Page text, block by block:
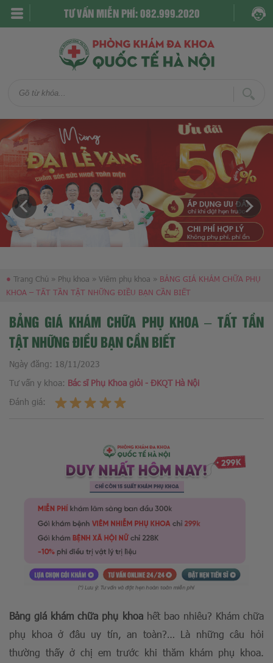
TƯ VẤN MIỄN PHÍ: 082.999.2020
● Trang Chủ » Phụ khoa » Viêm phụ khoa » BẢNG GIÁ KHÁM CHỮA PHỤ
KHOA – TẤT TẦN TẬT NHỮNG ĐIỀU BẠN CẦN BIẾT
BẢNG GIÁ KHÁM CHỮA PHỤ KHOA – TẤT TẦN
TẬT NHỮNG ĐIỀU BẠN CẦN BIẾT
Ngày đăng: 18/11/2023
Tư vấn y khoa: Bác sĩ Phụ Khoa giỏi - ĐKQT Hà Nội
Đánh giá:
Bảng giá khám chữa phụ khoahết bao nhiêu? Khám chữa
phụ khoa ở đâu uy tín, an toàn?… Là những câu hỏi
thường thấy ở chị em trước khi thăm khám phụ khoa.